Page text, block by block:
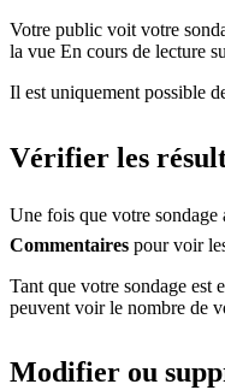
Votre public voit votre
la vue En cours de lecture
Il est uniquement possible
Vérifier les
Une fois que votre sondage
Commentaires pour voir
Tant que votre sondage est
peuvent voir le nombre de
Modifier ou